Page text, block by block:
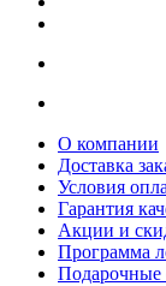
О компании
Доставка
Условия
Гарантия
Акции и
Программа
Подарочные